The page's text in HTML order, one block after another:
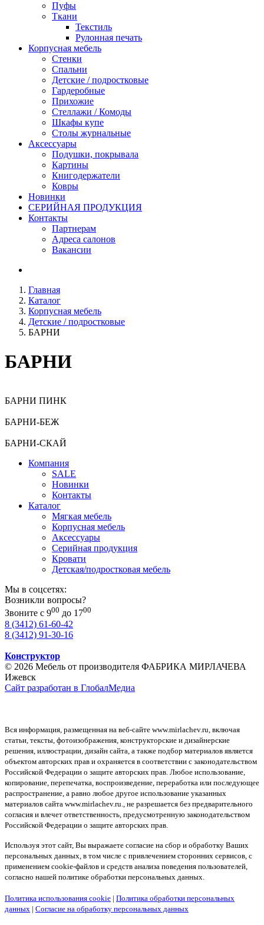
Пуфы
Ткани
Текстиль
Рулонная печать
Корпусная мебель
Стенки
Спальни
Детские / подростковые
Гардеробные
Прихожие
Стеллажи / Комоды
Шкафы купе
Столы журнальные
Аксессуары
Подушки, покрывала
Картины
Книгодержатели
Ковры
Новинки
СЕРИЙНАЯ ПРОДУКЦИЯ
Контакты
Партнерам
Адреса салонов
Вакансии
Главная
Каталог
Корпусная мебель
Детские / подростковые
БАРНИ
БАРНИ
БАРНИ ПИНК
БАРНИ-БЕЖ
БАРНИ-СКАЙ
Компания
SALE
Новинки
Контакты
Каталог
Мягкая мебель
Корпусная мебель
Аксессуары
Серийная продукция
Кровати
Детская/подростковая мебель
Мы в соцсетях:
Возникли вопросы?
Звоните с 900 до 1700
8 (3412) 61-60-42
8 (3412) 91-30-16
Конструктор
© 2026 Мебель от производителя ФАБРИКА МИРЛАЧЕВА
Ижевск
Сайт разработан в ГлобалМедиа
Вся информация, размещенная на веб-сайте www.mirlachev.ru, включая
статьи, тексты, фотоизображения, конструкторские и дизайнерские
решения, иллюстрации, дизайн сайта, а также подбор материалов является
объектом авторских прав и охраняется в соответствии с законодательством
Российской Федерации о защите авторских прав. Любое использование,
копирование, перепечатка, воспроизведение, переработка или последующее
распространение, а равно любое другое использование указанных
материалов сайта www.mirlachev.ru., не разрешается без предварительного
согласия и влечет ответственность, предусмотренную законодательством
Российской Федерации о защите авторских прав.
Используя этот сайт, Вы выражаете согласие на сбор и обработку Ваших
персональных данных, в том числе с привлечением сторонних сервисов, с
применением cookie-файлов и средств анализа поведения пользователей,
согласно нашей политике обработки персональных данных.
Политика использования cookie | Политика обработки персональных
данных | Согласие на обработку персональных данных